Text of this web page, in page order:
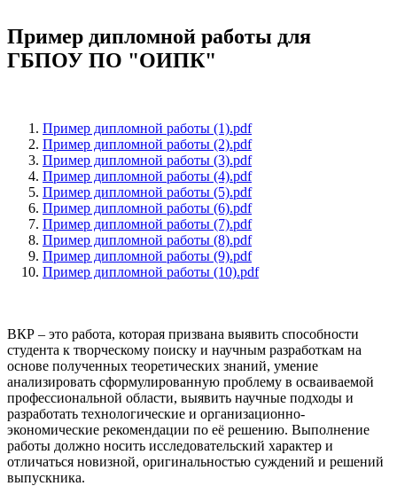
Пример дипломной работы для
ГБПОУ ПО "ОИПК"
Пример дипломной работы (1).pdf
Пример дипломной работы (2).pdf
Пример дипломной работы (3).pdf
Пример дипломной работы (4).pdf
Пример дипломной работы (5).pdf
Пример дипломной работы (6).pdf
Пример дипломной работы (7).pdf
Пример дипломной работы (8).pdf
Пример дипломной работы (9).pdf
Пример дипломной работы (10).pdf
ВКР – это работа, которая призвана выявить способности
студента к творческому поиску и научным разработкам на
основе полученных теоретических знаний, умение
анализировать сформулированную проблему в осваиваемой
профессиональной области, выявить научные подходы и
разработать технологические и организационно-
экономические рекомендации по её решению. Выполнение
работы должно носить исследовательский характер и
отличаться новизной, оригинальностью суждений и решений
выпускника.